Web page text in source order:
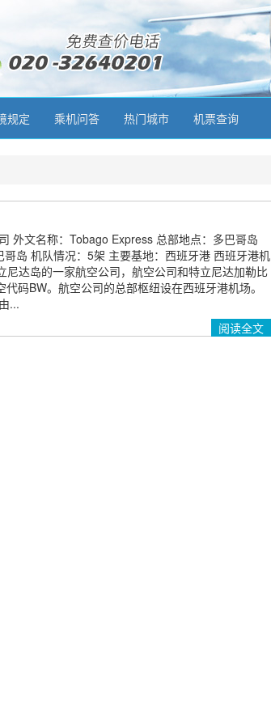
规定 乘机问答 热门城市 机票查询
外文名称：Tobago Express 总部地点：多巴哥岛
岛 机队情况：5架 主要基地：西班牙港 西班牙港机
尼达岛的一家航空公司，航空公司和特立尼达加勒比
码BW。航空公司的总部枢纽设在西班牙港机场。
...
阅读全文